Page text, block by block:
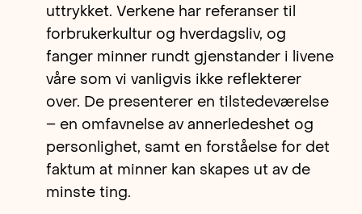
uttrykket. Verkene har referanser til
forbrukerkultur og hverdagsliv, og
fanger minner rundt gjenstander i livene
våre som vi vanligvis ikke reflekterer
over. De presenterer en tilstedeværelse
– en omfavnelse av annerledeshet og
personlighet, samt en forståelse for det
faktum at minner kan skapes ut av de
minste ting.